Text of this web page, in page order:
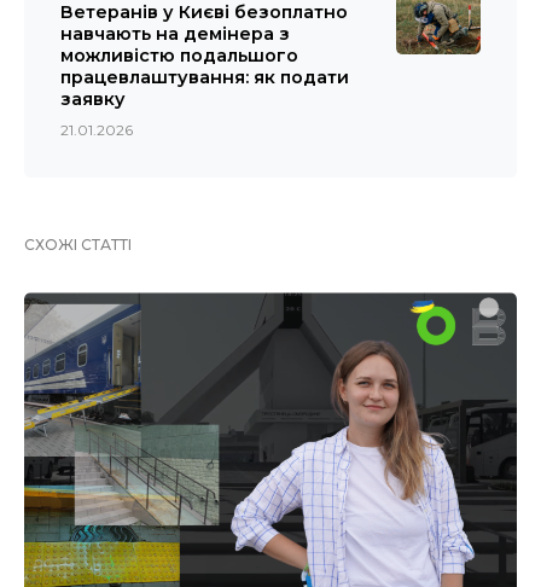
Ветеранів у Києві безоплатно
навчають на демінера з
можливістю подальшого
працевлаштування: як подати
заявку
21.01.2026
СХОЖІ СТАТТІ